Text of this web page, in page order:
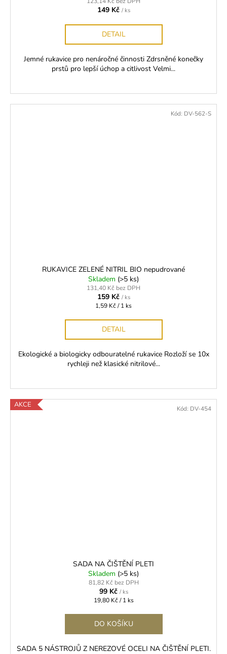
149 Kč / ks
DETAIL
Jemné rukavice pro nenáročné činnosti Zdrsněné konečky
prstů pro lepší úchop a citlivost Velmi...
RUKAVICE ZELENÉ NITRIL BIO nepudrované
Skladem (>5 ks)
131,40 Kč bez DPH
159 Kč / ks
Měrná
1,59 Kč / 1 ks
DETAIL
Ekologické a biologicky odbouratelné rukavice Rozloží se 10x
rychleji než klasické nitrilové...
Kód: DV-562-S
AKCE
SADA NA ČIŠTĚNÍ PLETI
Skladem (>5 ks)
81,82 Kč bez DPH
99 Kč / ks
Měrná
19,80 Kč / 1 ks
DO KOŠÍKU
SADA 5 NÁSTROJŮ Z NEREZOVÉ OCELI NA ČIŠTĚNÍ PLETI.
Kód: DV-454